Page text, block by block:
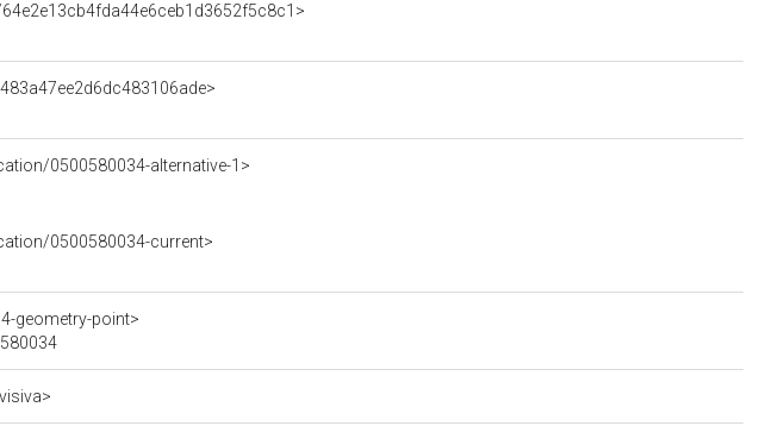
0500580034-alternative-1>
0500580034-current>
geometry-point>